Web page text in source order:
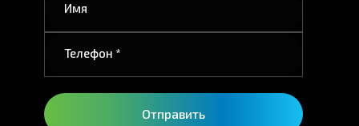
Имя
Телефон *
Отправить